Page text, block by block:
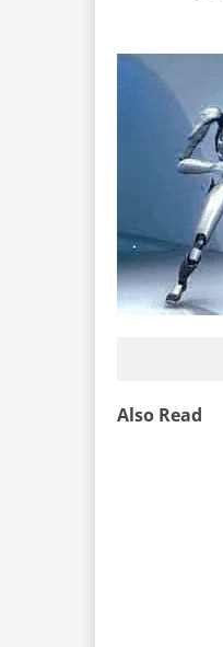
Also Read